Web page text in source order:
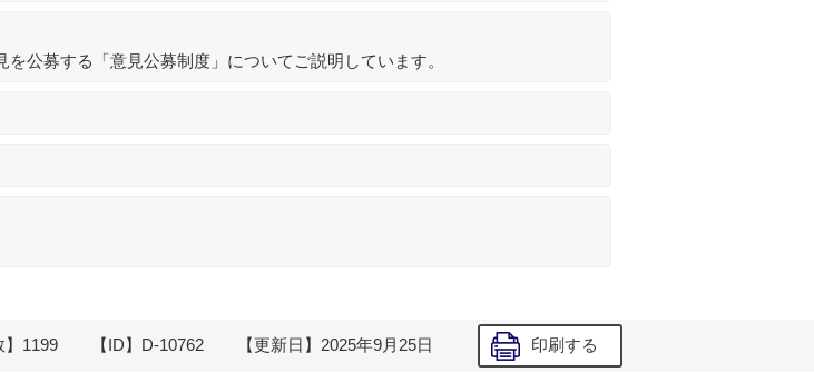
公募する「意見公募制度」についてご説明しています。
1199 【ID】 D-10762 【更新日】 2025年9月25日 印刷する